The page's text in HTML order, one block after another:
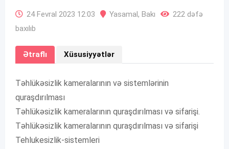
24 Fevral 2023 12:03 Yasamal, Bakı
222 dəfə
baxılıb
Ətraflı Xüsusiyyətlər
Təhlükəsizlik kameralarının və sistemlərinin
quraşdırılması
Təhlükəsizlik kameralarının quraşdırılması və sifarişi.
Təhlükəsizlik kameralarının quraşdırılması və sifarişi
Tehlukesizlik-sistemleri